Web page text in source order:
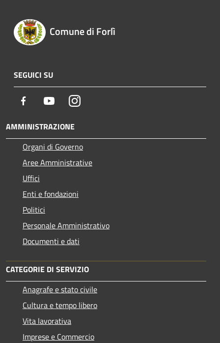
Comune di Forlì
SEGUICI SU
Facebook YoutubeInstagram
AMMINISTRAZIONE
Organi di Governo
Aree Amministrative
Uffici
Enti e fondazioni
Politici
Personale Amministrativo
Documenti e dati
CATEGORIE DI SERVIZIO
Anagrafe e stato civile
Cultura e tempo libero
Vita lavorativa
Imprese e Commercio